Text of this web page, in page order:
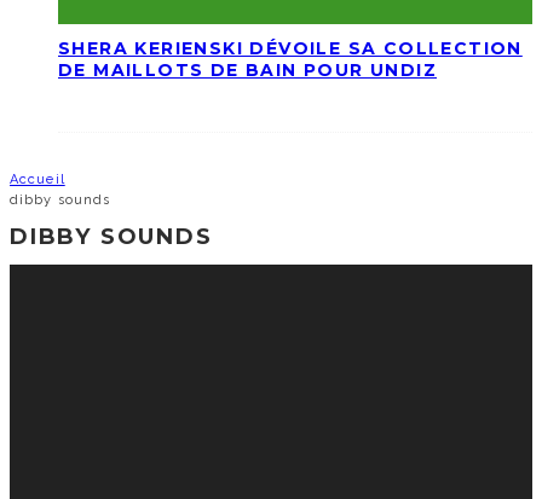
SHERA KERIENSKI DÉVOILE SA COLLECTION
DE MAILLOTS DE BAIN POUR UNDIZ
Accueil
dibby sounds
DIBBY SOUNDS